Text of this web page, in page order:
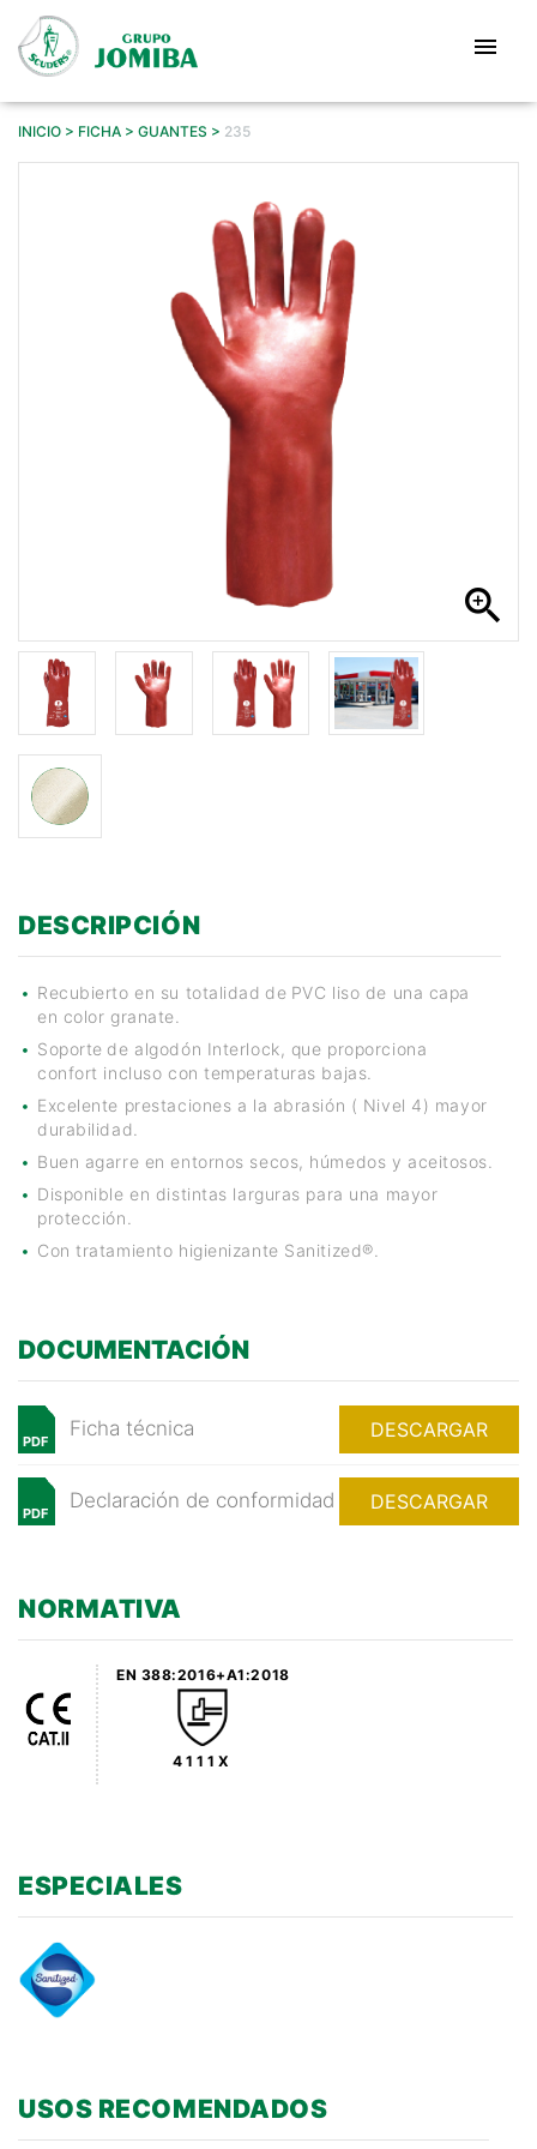
Pasar
contenido
principal
menu
INICIO FICHA GUANTES 235
zoom_in
DESCRIPCIÓN
Recubierto en su totalidad de PVC liso de una capa
en color granate.
Soporte de algodón Interlock, que proporciona
confort incluso con temperaturas bajas.
Excelente prestaciones a la abrasión ( Nivel 4) mayor
durabilidad.
Buen agarre en entornos secos, húmedos y aceitosos.
Disponible en distintas larguras para una mayor
protección.
Con tratamiento higienizante Sanitized®.
DOCUMENTACIÓN
PDF
Ficha técnica DESCARGAR
PDF
Declaración de conformidad DESCARGAR
NORMATIVA
EN 388:2016+A1:2018
4111X
ESPECIALES
USOS RECOMENDADOS